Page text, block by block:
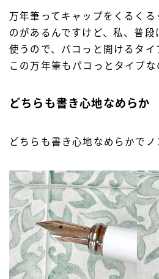
万年筆ってキャップをくるく
のがあるんですけど、私、普
使うので、パコっと開けるタイ
この万年筆もパコっとタイプな
どちらも書き心地なめらか
どちらも書き心地なめらかでノ